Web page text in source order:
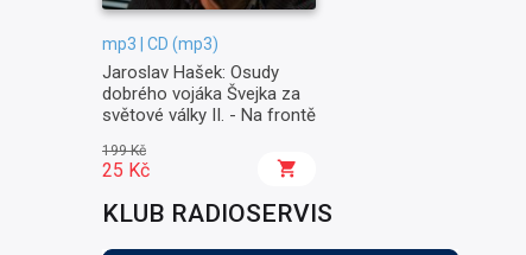
mp3 | CD (mp3)
Jaroslav Hašek: Osudy
dobrého vojáka Švejka za
světové války II. - Na frontě
199 Kč
25 Kč
KLUB RADIOSERVIS